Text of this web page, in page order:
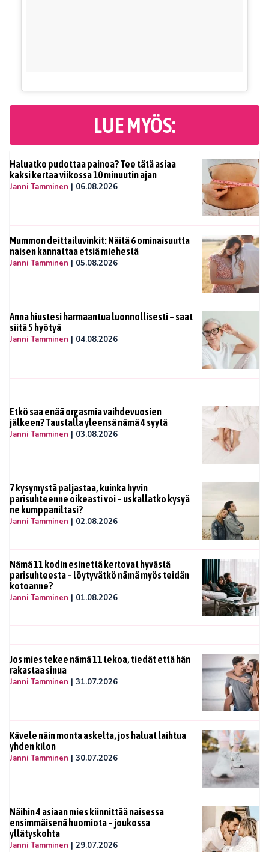
LUE MYÖS:
Haluatko pudottaa painoa? Tee tätä asiaa
kaksi kertaa viikossa 10 minuutin ajan
Janni Tamminen | 06.08.2026
Mummon deittailuvinkit: Näitä 6 ominaisuutta
naisen kannattaa etsiä miehestä
Janni Tamminen | 05.08.2026
Anna hiustesi harmaantua luonnollisesti – saat
siitä 5 hyötyä
Janni Tamminen | 04.08.2026
Etkö saa enää orgasmia vaihdevuosien
jälkeen? Taustalla yleensä nämä 4 syytä
Janni Tamminen | 03.08.2026
7 kysymystä paljastaa, kuinka hyvin
parisuhteenne oikeasti voi – uskallatko kysyä
ne kumppaniltasi?
Janni Tamminen | 02.08.2026
Nämä 11 kodin esinettä kertovat hyvästä
parisuhteesta – löytyvätkö nämä myös teidän
kotoanne?
Janni Tamminen | 01.08.2026
Jos mies tekee nämä 11 tekoa, tiedät että hän
rakastaa sinua
Janni Tamminen | 31.07.2026
Kävele näin monta askelta, jos haluat laihtua
yhden kilon
Janni Tamminen | 30.07.2026
Näihin 4 asiaan mies kiinnittää naisessa
ensimmäisenä huomiota – joukossa
yllätyskohta
Janni Tamminen | 29.07.2026